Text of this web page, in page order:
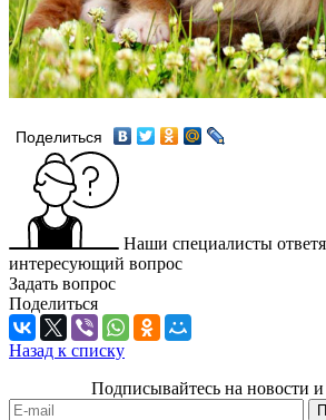
Поделиться
Наши специалисты
интересующий вопрос
Задать вопрос
Поделиться
Назад к списку
Подписывайтесь на новости